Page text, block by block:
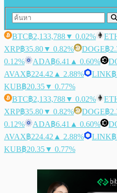
BTC฿2,133,788▼ 0.02%
XRP฿35.80▼ 0.82% DOGE฿
0.12%
ADA฿6.41 ▲ 0.60%
AVAX฿224.42 ▲ 2.88% LINK
KUB฿20.35▼ 0.77%
BTC฿2,133,788▼ 0.02%
XRP฿35.80▼ 0.82% DOGE฿
0.12%
ADA฿6.41 ▲ 0.60%
AVAX฿224.42 ▲ 2.88% LINK
KUB฿20.35▼ 0.77%